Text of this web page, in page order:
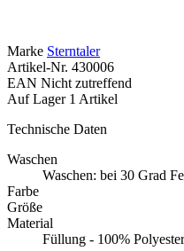
Marke Sterntaler
Artikel-Nr. 430006
EAN Nicht zutreffend
Auf Lager 1 Artikel
Technische Daten
Waschen
Waschen: bei 30 Grad
Farbe
Größe
Material
Füllung - 100%